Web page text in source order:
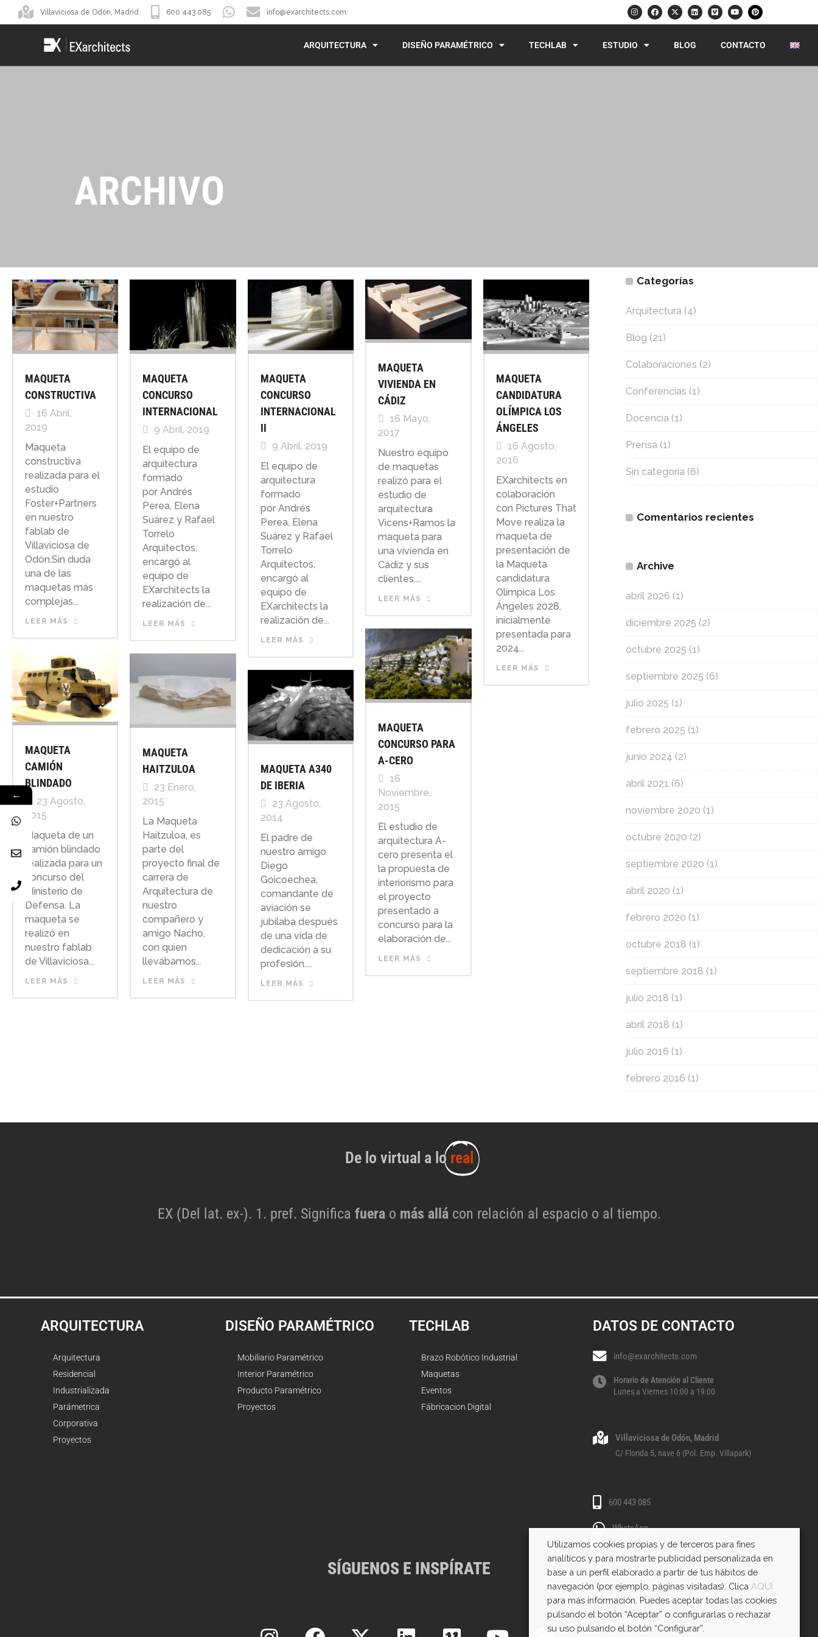
Villaviciosa de Odón, Madrid 600 443 085 info@exarchitects.com
ARQUITECTURA DISEÑO PARAMÉTRICO TECHLAB ESTUDIO BLOG CONTACTO
ARCHIVO
MAQUETA
CONSTRUCTIVA
16 Abril,
2019
Maqueta
constructiva
realizada para el
estudio
Foster+Partners
en nuestro
fablab de
Villaviciosa de
Odón.Sin duda
una de las
maquetas más
complejas...
LEER MÁS
MAQUETA
CONCURSO
INTERNACIONAL
9 Abril, 2019
El equipo de
arquitectura
formado
por Andrés
Perea, Elena
Suárez y Rafael
Torrelo
Arquitectos,
encargó al
equipo de
EXarchitects la
realización de...
LEER MÁS
MAQUETA
CONCURSO
INTERNACIONAL
II
9 Abril, 2019
El equipo de
arquitectura
formado
por Andrés
Perea, Elena
Suárez y Rafael
Torrelo
Arquitectos,
encargó al
equipo de
EXarchitects la
realización de...
LEER MÁS
MAQUETA
VIVIENDA EN
CÁDIZ
16 Mayo,
2017
Nuestro equipo
de maquetas
realizó para el
estudio de
arquitectura
Vicens+Ramos la
maqueta para
una vivienda en
Cádiz y sus
clientes....
LEER MÁS
MAQUETA
CANDIDATURA
OLÍMPICA LOS
ÁNGELES
16 Agosto,
2016
EXarchitects en
colaboración
con Pictures That
Move realiza la
maqueta de
presentación de
la Maqueta
candidatura
Olímpica Los
Ángeles 2028,
inicialmente
presentada para
2024...
LEER MÁS
MAQUETA
CONCURSO PARA
A-CERO
16
Noviembre,
2015
El estudio de
arquitectura A-
cero presenta el
la propuesta de
interiorismo para
el proyecto
presentado a
concurso para la
elaboración de...
LEER MÁS
MAQUETA
CAMIÓN
BLINDADO
23 Agosto,
2015
Maqueta de un
camión blindado
realizada para un
concurso del
Ministerio de
Defensa. La
maqueta se
realizó en
nuestro fablab
de Villaviciosa...
LEER MÁS
MAQUETA
HAITZULOA
23 Enero,
2015
La Maqueta
Haitzuloa, es
parte del
proyecto final de
carrera de
Arquitectura de
nuestro
compañero y
amigo Nacho,
con quien
llevábamos...
LEER MÁS
MAQUETA A340
DE IBERIA
23 Agosto,
2014
El padre de
nuestro amigo
Diego
Goicoechea,
comandante de
aviación se
jubilaba después
de una vida de
dedicación a su
profesión....
LEER MÁS
Categorías
Arquitectura (4)
Blog (21)
Colaboraciones (2)
Conferencias (1)
Docencia (1)
Prensa (1)
Sin categoría (6)
Comentarios recientes
Archive
abril 2026 (1)
diciembre 2025 (2)
octubre 2025 (1)
septiembre 2025 (6)
julio 2025 (1)
febrero 2025 (1)
junio 2024 (2)
abril 2021 (6)
noviembre 2020 (1)
octubre 2020 (2)
septiembre 2020 (1)
abril 2020 (1)
febrero 2020 (1)
octubre 2018 (1)
septiembre 2018 (1)
julio 2018 (1)
abril 2018 (1)
julio 2016 (1)
febrero 2016 (1)
De lo virtual a lo real
EX (Del lat. ex-). 1. pref. Significa fuera o más allácon relación al espacio o al tiempo.
ARQUITECTURA
Arquitectura
Residencial
Industrializada
Parámetrica
Corporativa
Proyectos
DISEÑO PARAMÉTRICO
Mobiliario Paramétrico
Interior Paramétrico
Producto Paramétrico
Proyectos
TECHLAB
Brazo Robótico Industrial
Maquetas
Eventos
Fábricacion Digital
DATOS DE CONTACTO
info@exarchitects.com
Horario de Atención al Cliente
Lunes a Viernes 10:00 a 19:00
Villaviciosa de Odón, Madrid
C/ Florida 5, nave 6 (Pol. Emp. Villapark)
600 443 085
WhatsApp
SÍGUENOS E INSPÍRATE
Utilizamos cookies propias y de terceros para fines
analíticos y para mostrarte publicidad personalizada en
base a un perfil elaborado a partir de tus hábitos de
navegación (por ejemplo, páginas visitadas). Clica AQUÍ
para más información. Puedes aceptar todas las cookies
pulsando el botón “Aceptar” o configurarlas o rechazar
su uso pulsando el botón “Configurar”.
←